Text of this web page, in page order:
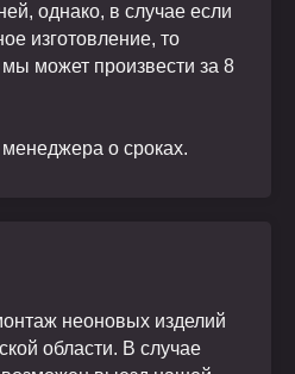
однако, в случае если
изготовление, то
может произвести за 8
о сроках.
неоновых изделий
области. В случае